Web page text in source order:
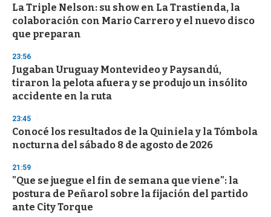
La Triple Nelson: su show en La Trastienda, la
colaboración con Mario Carrero y el nuevo disco
que preparan
23:56
Jugaban Uruguay Montevideo y Paysandú,
tiraron la pelota afuera y se produjo un insólito
accidente en la ruta
23:45
Conocé los resultados de la Quiniela y la Tómbola
nocturna del sábado 8 de agosto de 2026
21:59
"Que se juegue el fin de semana que viene": la
postura de Peñarol sobre la fijación del partido
ante City Torque